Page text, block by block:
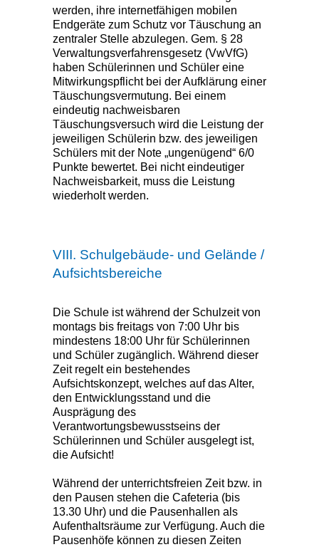
werden, ihre internetfähigen mobilen
Endgeräte zum Schutz vor Täuschung an
zentraler Stelle abzulegen. Gem. § 28
Verwaltungsverfahrensgesetz (VwVfG)
haben Schülerinnen und Schüler eine
Mitwirkungspflicht bei der Aufklärung einer
Täuschungsvermutung. Bei einem
eindeutig nachweisbaren
Täuschungsversuch wird die Leistung der
jeweiligen Schülerin bzw. des jeweiligen
Schülers mit der Note „ungenügend“ 6/0
Punkte bewertet. Bei nicht eindeutiger
Nachweisbarkeit, muss die Leistung
wiederholt werden.
VIII. Schulgebäude- und Gelände /
Aufsichtsbereiche
Die Schule ist während der Schulzeit von
montags bis freitags von 7:00 Uhr bis
mindestens 18:00 Uhr für Schülerinnen
und Schüler zugänglich. Während dieser
Zeit regelt ein bestehendes
Aufsichtskonzept, welches auf das Alter,
den Entwicklungsstand und die
Ausprägung des
Verantwortungsbewusstseins der
Schülerinnen und Schüler ausgelegt ist,
die Aufsicht!
Während der unterrichtsfreien Zeit bzw. in
den Pausen stehen die Cafeteria (bis
13.30 Uhr) und die Pausenhallen als
Aufenthaltsräume zur Verfügung. Auch die
Pausenhöfe können zu diesen Zeiten